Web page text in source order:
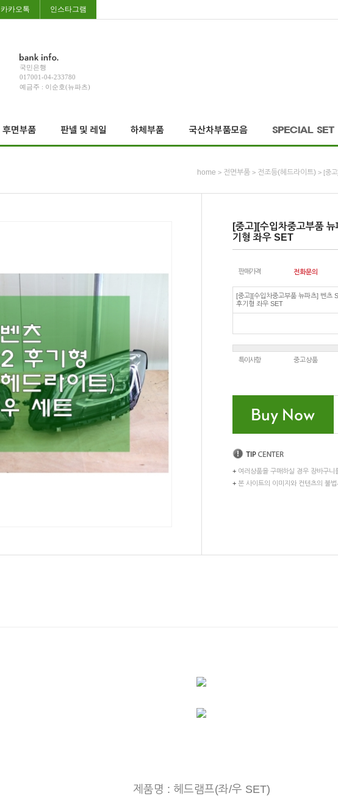
카카오톡 인스타그램
국민은행
017001-04-233780
예금주 : 이순호(뉴파츠)
home > 전면부품 > 전조등(헤드라이트) > [중
[중고][수입차중고부품
기형 좌우 SET
판매가격 전화문의
[중고][수입차중고부품 뉴파츠] 벤츠
후기형 좌우 SET
특이사항 중고상품
+ 여러상품을 구매하실 경우 장바구니
+ 본 사이트의 이미지와 컨텐츠의 불법
제품명 : 헤드램프(좌/우 SET)